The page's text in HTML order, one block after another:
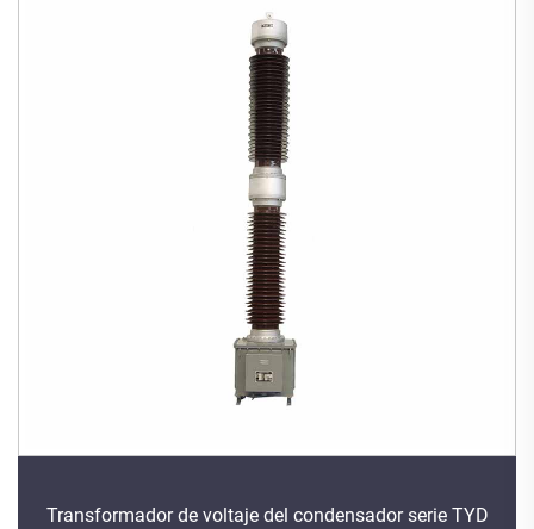
Transformador de voltaje del condensador serie TYD